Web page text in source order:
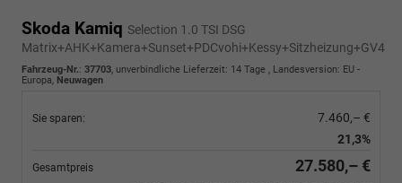
Skoda Kamiq Selection 1.0 TSI DSG
Matrix+AHK+Kamera+Sunset+PDCvohi+Kessy+Sitzheizung+GV4
Fahrzeug-Nr.: 37703, unverbindliche Lieferzeit: 14 Tage , Landesversion: EU -
Europa, Neuwagen
Sie sparen:
7.460,– €
21,3%
Gesamtpreis 27.580,– €